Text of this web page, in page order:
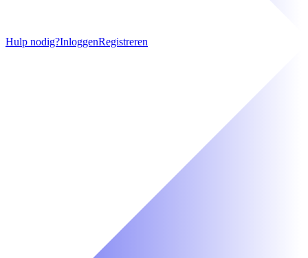
Hulp nodig?InloggenRegistreren